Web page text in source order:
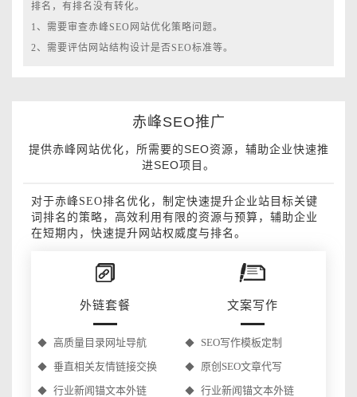
排名，有排名没有转化。
1、需要审查赤峰SEO网站优化策略问题。
2、需要评估网站结构设计是否SEO标准等。
赤峰SEO推广
提供赤峰网站优化，所需要的SEO资源，辅助企业快速推
进SEO项目。
对于赤峰SEO排名优化，制定快速提升企业站目标关键
词排名的策略，高效利用有限的资源与预算，辅助企业
在短期内，快速提升网站权威度与排名。
外链套餐
高质量目录网址导航
垂直相关友情链接交换
行业新闻锚文本外链
文案写作
SEO写作模板定制
原创SEO文章代写
行业新闻锚文本外链